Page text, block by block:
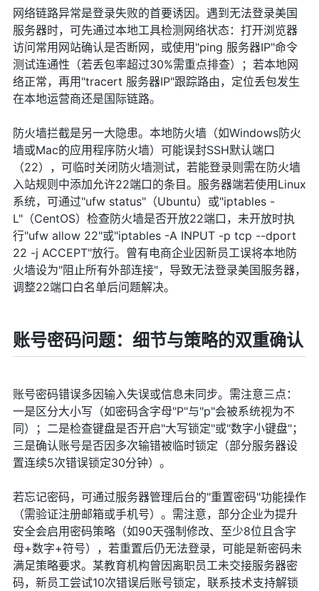
网络链路异常是登录失败的首要诱因。遇到无法登录美国
服务器时，可先通过本地工具检测网络状态：打开浏览器
访问常用网站确认是否断网，或使用"ping 服务器IP"命令
测试连通性（若丢包率超过30%需重点排查）；若本地网
络正常，再用"tracert 服务器IP"跟踪路由，定位丢包发生
在本地运营商还是国际链路。
防火墙拦截是另一大隐患。本地防火墙（如Windows防火
墙或Mac的应用程序防火墙）可能误封SSH默认端口
（22），可临时关闭防火墙测试，若能登录则需在防火墙
入站规则中添加允许22端口的条目。服务器端若使用Linux
系统，可通过"ufw status"（Ubuntu）或"iptables -
L"（CentOS）检查防火墙是否开放22端口，未开放时执
行"ufw allow 22"或"iptables -A INPUT -p tcp --dport
22 -j ACCEPT"放行。曾有电商企业因新员工误将本地防
火墙设为"阻止所有外部连接"，导致无法登录美国服务器，
调整22端口白名单后问题解决。
账号密码问题：细节与策略的双重确认
账号密码错误多因输入失误或信息未同步。需注意三点：
一是区分大小写（如密码含字母"P"与"p"会被系统视为不
同）；二是检查键盘是否开启"大写锁定"或"数字小键盘"；
三是确认账号是否因多次输错被临时锁定（部分服务器设
置连续5次错误锁定30分钟）。
若忘记密码，可通过服务器管理后台的"重置密码"功能操作
（需验证注册邮箱或手机号）。需注意，部分企业为提升
安全会启用密码策略（如90天强制修改、至少8位且含字
母+数字+符号），若重置后仍无法登录，可能是新密码未
满足策略要求。某教育机构曾因离职员工未交接服务器密
码，新员工尝试10次错误后账号锁定，联系技术支持解锁